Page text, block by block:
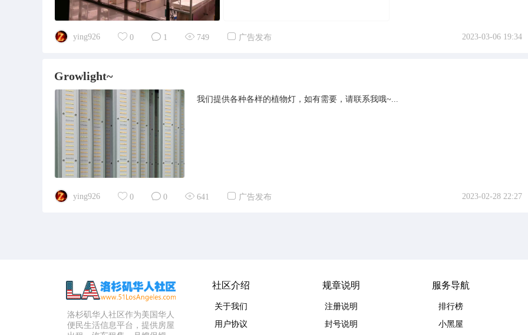
ying926 0 1 749 广告发布 2023-03-06 19:34
Growlight~
我们提供各种各样的植物灯，如有需要，请联系我哦~...
ying926 0 0 641 广告发布 2023-02-28 22:27
洛杉矶华人社区作为美国华人
便民生活信息平台，提供房屋
社区介绍
关于我们
用户协议
规章说明
注册说明
封号说明
服务导航
排行榜
小黑屋